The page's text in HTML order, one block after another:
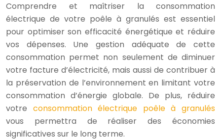
Comprendre et maîtriser la consommation
électrique de votre poêle à granulés est essentiel
pour optimiser son efficacité énergétique et réduire
vos dépenses. Une gestion adéquate de cette
consommation permet non seulement de diminuer
votre facture d’électricité, mais aussi de contribuer à
la préservation de l’environnement en limitant votre
consommation d’énergie globale. De plus, réduire
votre consommation électrique poêle à granulés
vous permettra de réaliser des économies
significatives sur le long terme.